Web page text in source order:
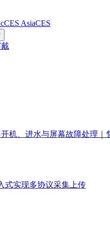
CES AsiaCES
机、进水与屏幕故障处理｜
式实现多协议采集上传